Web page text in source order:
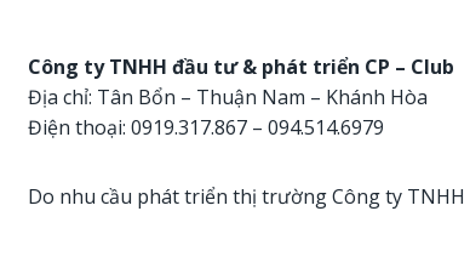
Công ty TNHH đầu tư & phát triển CP – Club
Địa chỉ: Tân Bổn – Thuận Nam – Khánh Hòa
Điện thoại: 0919.317.867 – 094.514.6979
Do nhu cầu phát triển thị trường Công ty TNHH